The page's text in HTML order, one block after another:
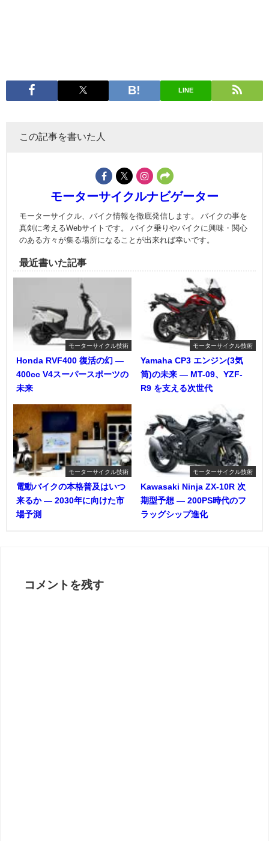
LINE
この記事を書いた人
モーターサイクルナビゲーター
モーターサイクル、バイク情報を徹底発信します。 バイクの事を
真剣に考えるWebサイトです。 バイク乗りやバイクに興味・関心
のある方々が集る場所になることが出来れば幸いです。
最近書いた記事
モーターサイクル技術
Honda RVF400 復活の幻 ―
400cc V4スーパースポーツの
未来
モーターサイクル技術
Yamaha CP3 エンジン(3気
筒)の未来 ― MT-09、YZF-
R9 を支える次世代
モーターサイクル技術
電動バイクの本格普及はいつ
来るか ― 2030年に向けた市
場予測
モーターサイクル技術
Kawasaki Ninja ZX-10R 次
期型予想 ― 200PS時代のフ
ラッグシップ進化
コメントを残す